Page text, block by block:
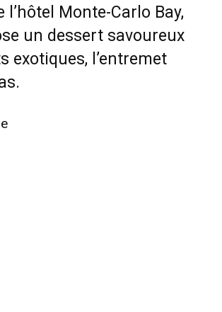
l’hôtel Monte-Carlo Bay,
un dessert savoureux
exotiques, l’entremet